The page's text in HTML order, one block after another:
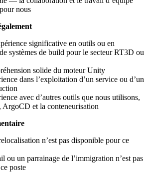
nous
significative en outils ou en
systèmes de build pour le secteur RT3D ou
solide du moteur Unity
dans l’exploitation d’un service ou d’un
avec d’autres outils que nous utilisons,
ArgoCD et la conteneurisation
n’est pas disponible pour ce
ou un parrainage de l’immigration n’est pas
poste